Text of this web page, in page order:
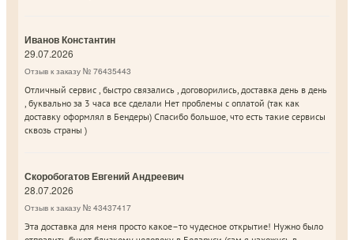
Иванов Константин
29.07.2026
Отзыв к заказу № 76435443
Отличный сервис , быстро связались , договорились, доставка день в день
, буквально за 3 часа все сделали Нет проблемы с оплатой (так как
доставку оформлял в Бендеры) Спасибо большое, что есть такие сервисы
сквозь страны )
Скоробогатов Евгений Андреевич
28.07.2026
Отзыв к заказу № 43437417
Эта доставка для меня просто какое–то чудесное открытие! Нужно было